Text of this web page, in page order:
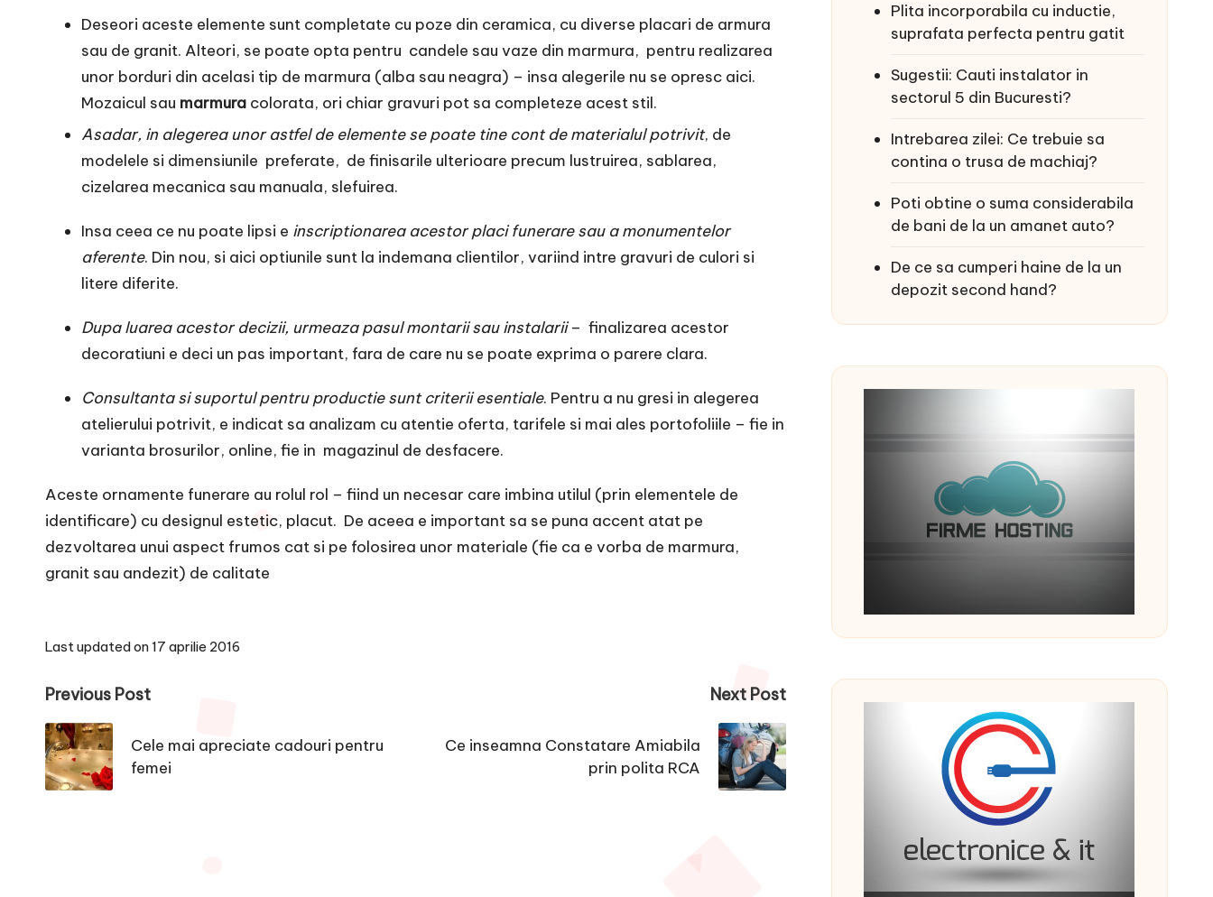
Deseori aceste elemente sunt completate cu poze din ceramica, cu diverse placari de armura
sau de granit. Alteori, se poate opta pentru candele sau vaze din marmura, pentru realizarea
unor borduri din acelasi tip de marmura (alba sau neagra) – insa alegerile nu se opresc aici.
Mozaicul sau marmura colorata, ori chiar gravuri pot sa completeze acest stil.
Asadar, in alegerea unor astfel de elemente se poate tine cont de materialul potrivit, de
modelele si dimensiunile preferate, de finisarile ulterioare precum lustruirea, sablarea,
cizelarea mecanica sau manuala, slefuirea.
Insa ceea ce nu poate lipsi e inscriptionarea acestor placi funerare sau a monumentelor
aferente. Din nou, si aici optiunile sunt la indemana clientilor, variind intre gravuri de culori si
litere diferite.
Dupa luarea acestor decizii, urmeaza pasul montarii sau instalarii– finalizarea acestor
decoratiuni e deci un pas important, fara de care nu se poate exprima o parere clara.
Consultanta si suportul pentru productie sunt criterii esentiale. Pentru a nu gresi in alegerea
atelierului potrivit, e indicat sa analizam cu atentie oferta, tarifele si mai ales portofoliile – fie in
varianta brosurilor, online, fie in magazinul de desfacere.
Aceste ornamente funerare au rolul rol – fiind un necesar care imbina utilul (prin elementele de
identificare) cu designul estetic, placut. De aceea e important sa se puna accent atat pe
dezvoltarea unui aspect frumos cat si pe folosirea unor materiale (fie ca e vorba de marmura,
granit sau andezit) de calitate
Last updated on 17 aprilie 2016
Post
navigation
Previous Post
Cele mai apreciate cadouri pentru
femei
Next Post
Ce inseamna Constatare Amiabila
prin polita RCA
Plita incorporabila cu inductie,
suprafata perfecta pentru gatit
Sugestii: Cauti instalator in
sectorul 5 din Bucuresti?
Intrebarea zilei: Ce trebuie sa
contina o trusa de machiaj?
Poti obtine o suma considerabila
de bani de la un amanet auto?
De ce sa cumperi haine de la un
depozit second hand?